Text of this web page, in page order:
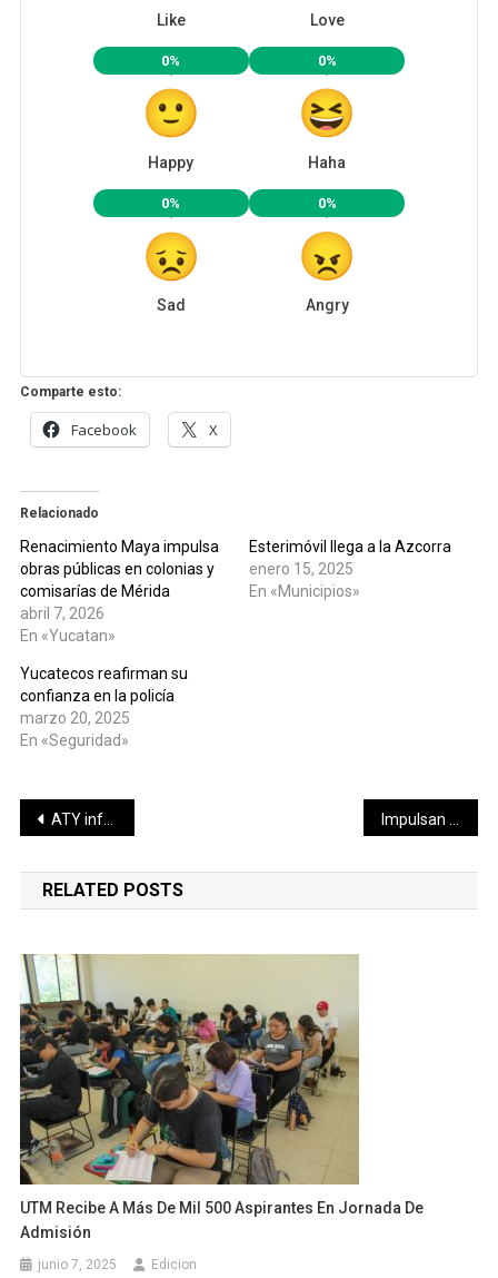
Like Love
0%
Happy
0%
Haha
0%
Sad
0%
Angry
Comparte esto:
Facebook X
Relacionado
Renacimiento Maya impulsa
obras públicas en colonias y
comisarías de Mérida
abril 7, 2026
En «Yucatan»
Esterimóvil llega a la Azcorra
enero 15, 2025
En «Municipios»
Yucatecos reafirman su
confianza en la policía
marzo 20, 2025
En «Seguridad»
Navegación
de
entradas
ATY informa reubicación temporal de paraderos por actividades del 20 de noviembre Impulsan fortalecimiento del campo yucateco con visita a parcela demostrativa en Hunucmá
RELATED POSTS
UTM Recibe A Más De Mil 500 Aspirantes En Jornada De
Admisión
junio 7, 2025 Edicion